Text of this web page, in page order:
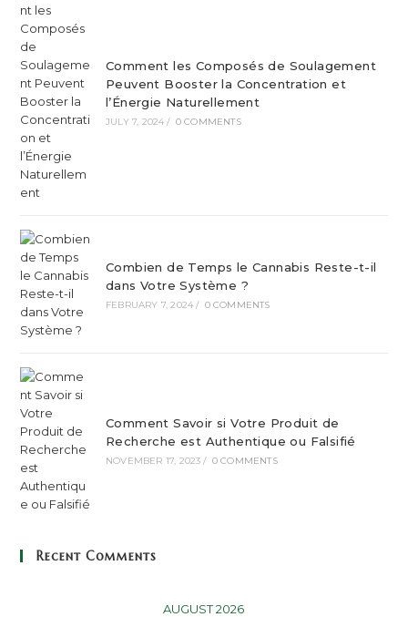
Comment les Composés de Soulagement
Peuvent Booster la Concentration et
l’Énergie Naturellement
JULY 7, 2024 / 0 COMMENTS
Combien de Temps le Cannabis Reste-t-il
dans Votre Système ?
FEBRUARY 7, 2024 / 0 COMMENTS
Comment Savoir si Votre Produit de
Recherche est Authentique ou Falsifié
NOVEMBER 17, 2023 / 0 COMMENTS
Recent Comments
AUGUST 2026